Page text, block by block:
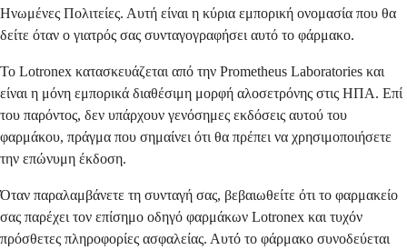
Ηνωμένες Πολιτείες. Αυτή είναι η κύρια εμπορική ονομασία που θα
δείτε όταν ο γιατρός σας συνταγογραφήσει αυτό το φάρμακο.
Το Lotronex κατασκευάζεται από την Prometheus Laboratories και
είναι η μόνη εμπορικά διαθέσιμη μορφή αλοσετρόνης στις ΗΠΑ. Επί
του παρόντος, δεν υπάρχουν γενόσημες εκδόσεις αυτού του
φαρμάκου, πράγμα που σημαίνει ότι θα πρέπει να χρησιμοποιήσετε
την επώνυμη έκδοση.
Όταν παραλαμβάνετε τη συνταγή σας, βεβαιωθείτε ότι το φαρμακείο
σας παρέχει τον επίσημο οδηγό φαρμάκων Lotronex και τυχόν
πρόσθετες πληροφορίες ασφαλείας. Αυτό το φάρμακο συνοδεύεται